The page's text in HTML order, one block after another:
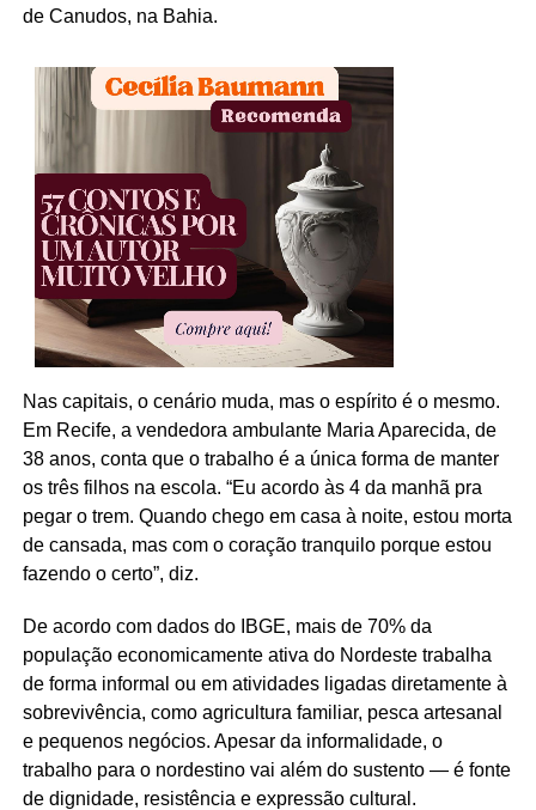
de Canudos, na Bahia.
Nas capitais, o cenário muda, mas o espírito é o mesmo.
Em Recife, a vendedora ambulante Maria Aparecida, de
38 anos, conta que o trabalho é a única forma de manter
os três filhos na escola. “Eu acordo às 4 da manhã pra
pegar o trem. Quando chego em casa à noite, estou morta
de cansada, mas com o coração tranquilo porque estou
fazendo o certo”, diz.
De acordo com dados do IBGE, mais de 70% da
população economicamente ativa do Nordeste trabalha
de forma informal ou em atividades ligadas diretamente à
sobrevivência, como agricultura familiar, pesca artesanal
e pequenos negócios. Apesar da informalidade, o
trabalho para o nordestino vai além do sustento — é fonte
de dignidade, resistência e expressão cultural.